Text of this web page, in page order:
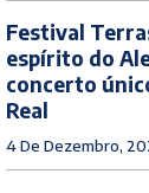
Festival
espírito do
concerto
Real
4 De Dezembro,